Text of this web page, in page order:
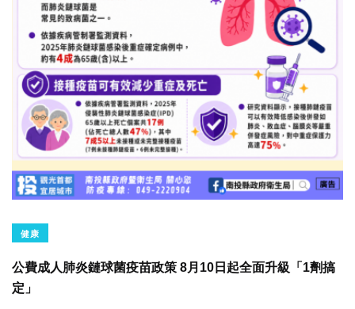
健康
公費成人肺炎鏈球菌疫苗政策 8月10日起全面升級「1劑搞
定」